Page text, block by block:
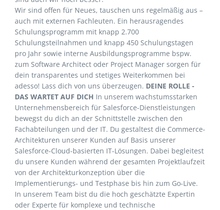
Wir sind offen für Neues, tauschen uns regelmäßig aus –
auch mit externen Fachleuten. Ein herausragendes
Schulungsprogramm mit knapp 2.700
Schulungsteilnahmen und knapp 450 Schulungstagen
pro Jahr sowie interne Ausbildungsprogramme bspw.
zum Software Architect oder Project Manager sorgen für
dein transparentes und stetiges Weiterkommen bei
adesso! Lass dich von uns überzeugen. DEINE ROLLE -
DAS WARTET AUF DICH In unserem wachstumsstarken
Unternehmensbereich für Salesforce-Dienstleistungen
bewegst du dich an der Schnittstelle zwischen den
Fachabteilungen und der IT. Du gestaltest die Commerce-
Architekturen unserer Kunden auf Basis unserer
Salesforce-Cloud-basierten IT-Lösungen. Dabei begleitest
du unsere Kunden während der gesamten Projektlaufzeit
von der Architekturkonzeption über die
Implementierungs- und Testphase bis hin zum Go-Live.
In unserem Team bist du die hoch geschätzte Expertin
oder Experte für komplexe und technische